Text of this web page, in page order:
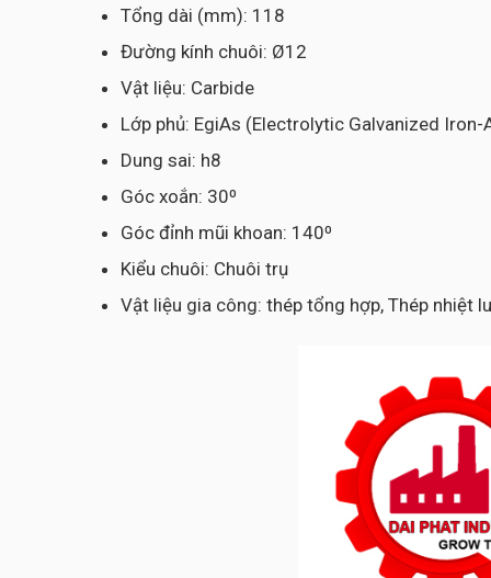
Tổng dài (mm): 118
Đường kính chuôi: Ø12
Vật liệu: Carbide
Lớp phủ: EgiAs (Electrolytic Galvanized
Dung sai: h8
Góc xoắn: 30⁰
Góc đỉnh mũi khoan: 140⁰
Kiểu chuôi: Chuôi trụ
Vật liệu gia công: thép tổng hợp, Thép nhiệt